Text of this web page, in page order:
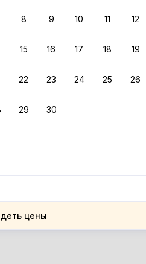
8 9 10 11 12
15 16 17 18 19
22 23 24 25 26
29 30
цены